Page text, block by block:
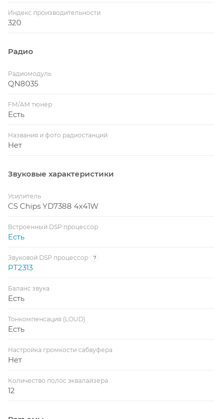
Индекс производительности
320
Радио
Радиомодуль
QN8035
FM/AM тюнер
Есть
Названия и фото радиостанций
Нет
Звуковые характеристики
Усилитель
CS Chips YD7388 4x41W
Встроенный DSP процессор
Есть
Звуковой DSP процессор ?
PT2313
Баланс звука
Есть
Тонкомпенсация (LOUD)
Есть
Настройка громкости сабвуфера
Нет
Количество полос эквалайзера
12